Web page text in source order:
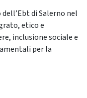
di Salerno nel
etico e
inclusione sociale e
per la